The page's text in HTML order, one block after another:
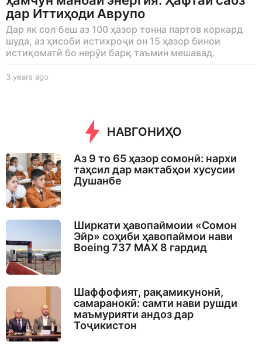
дар Иттиҳоди Аврупо
Дар як сол беш аз 100 ҳазор тонна партов коркард
шуда, аз ҳисоби истихроҷи он 15 ҳазор бинои
истиқоматӣ бо нерӯи барқ ​​таъмин мешавад.
3 years ago
g
o
НАВГОНИҲО
Аз 9 то 65 ҳазор сомонӣ: нархи
таҳсил дар мактабҳои хусусии
Душанбе
Ширкати ҳавопаймоии «Сомон
Эйр» соҳиби ҳавопаймои нави
Boeing 737 MAX 8 гардид
Шаффофият, рақамикунонӣ,
самаранокӣ: самти нави рушди
маъмурияти андоз дар
Тоҷикистон